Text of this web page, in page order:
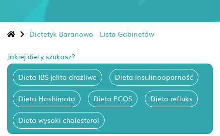
Dietetyk Baranowo - Lista Gabinetów
Jakiej diety szukasz?
Dieta IBS jelito drażliwe Dieta insulinooporność
Dieta Hashimoto Dieta PCOS Dieta refluks
Dieta wysoki cholesterol